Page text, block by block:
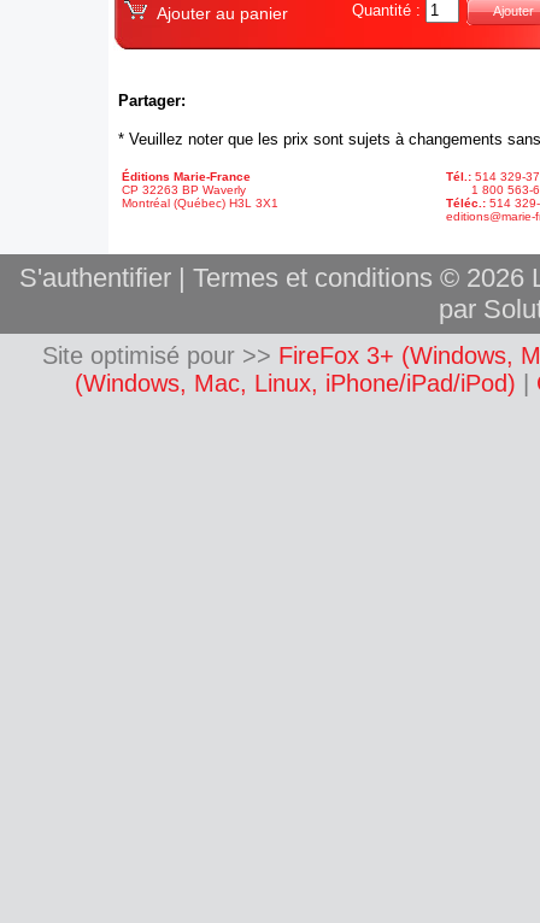
Ajouter au panier Quantité : Ajouter
Partager:
* Veuillez noter que les prix sont sujets à changements
Éditions Marie-France
CP 32263 BP Waverly
Montréal (Québec) H3L 3X1
Tél.: 514 329-
1 800 563-
Téléc.: 514
editions@marie-
S'authentifier| Termes et conditions © 2026
par
Site optimisé pour >> FireFox 3+ (Windows,
(Windows, Mac, Linux, iPhone/iPad/iPod)